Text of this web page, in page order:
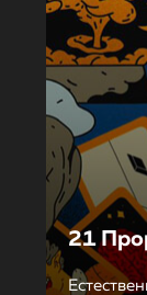
21